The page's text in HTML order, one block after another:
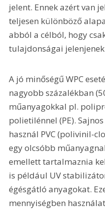
jelent. Ennek azért van
teljesen különböző
abból a célból, hogy
tulajdonságai
A jó minőségű WPC
nagyobb százalékban
műanyagokkal pl.
polietilénnel (PE).
használ PVC (polivinil-
egy olcsóbb
emellett tartalmaznia
is például UV
égésgátló anyagokat.
mennyiségben